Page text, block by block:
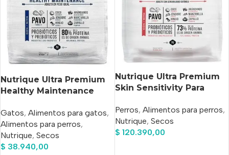
Nutrique Ultra Premium
Healthy Maintenance
Gatos, Alimentos para gatos,
Alimentos para perros,
Nutrique, Secos
$ 38.940,00
Nutrique Ultra Premium
Skin Sensitivity Para
Mediana Sabor Pavo En
Bolsa De 15 kg
Perros, Alimentos para perros,
Nutrique, Secos
$ 120.390,00